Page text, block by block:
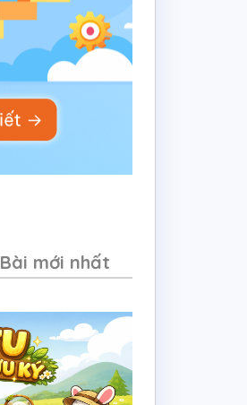
Bài mới nhất